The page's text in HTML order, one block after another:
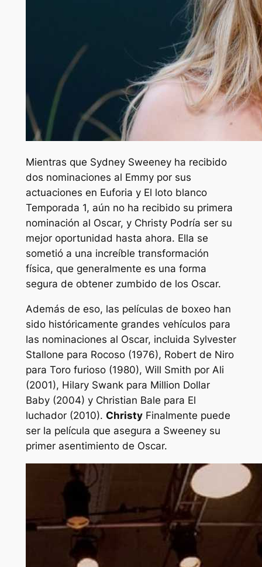
Mientras que Sydney Sweeney ha recibido
dos nominaciones al Emmy por sus
actuaciones en Euforia y El loto blanco
Temporada 1, aún no ha recibido su primera
nominación al Oscar, y ChristyPodría ser su
mejor oportunidad hasta ahora. Ella se
sometió a una increíble transformación
física, que generalmente es una forma
segura de obtener zumbido de los Oscar.
Además de eso, las películas de boxeo han
sido históricamente grandes vehículos para
las nominaciones al Oscar, incluida Sylvester
Stallone para Rocoso(1976), Robert de Niro
para Toro furioso(1980), Will Smith por Ali
(2001), Hilary Swank para Million Dollar
Baby(2004) y Christian Bale para El
luchador(2010). ChristyFinalmente puede
ser la película que asegura a Sweeney su
primer asentimiento de Oscar.